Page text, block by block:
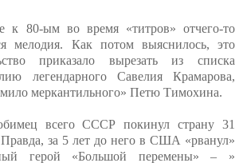
80-ым во время «титров» отчего-то
мелодия. Как потом выяснилось, это
приказало вырезать из списка
легендарного Савелия Крамарова,
меркантильного» Петю Тимохина.
всего СССР покинул страну 31
Правда, за 5 лет до него в США «рванул»
герой «Большой перемены» – »